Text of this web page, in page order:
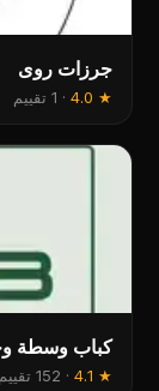
جرزات روى
★
4.0
· 1 تقييم
كباب وسطة
★
4.1
· 152 تقييم